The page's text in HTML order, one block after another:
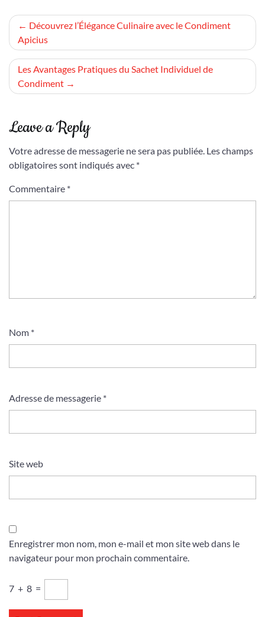
Navigation
de
l’article
Découvrez l’Élégance Culinaire avec le Condiment
Apicius
Les Avantages Pratiques du Sachet Individuel de
Condiment
Leave a Reply
Votre adresse de messagerie ne sera pas publiée. Les champs
obligatoires sont indiqués avec *
Commentaire *
Nom *
Adresse de messagerie *
Site web
Enregistrer mon nom, mon e-mail et mon site web dans le
navigateur pour mon prochain commentaire.
7 + 8 =